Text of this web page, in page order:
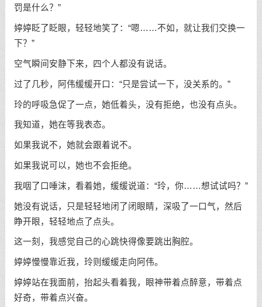
罚是什么？”
婷婷眨了眨眼，轻轻地笑了：“嗯……不如，就让我们交换一
下？”
空气瞬间安静下来，四个人都没有说话。
过了几秒，阿伟缓缓开口：“只是尝试一下，没关系的。”
玲的呼吸急促了一点，她低着头，没有拒绝，也没有点头。
我知道，她在等我表态。
如果我说不，她就会跟着说不。
如果我说可以，她也不会拒绝。
我咽了口唾沫，看着她，缓缓说道：“玲，你……想试试吗？”
她没有说话，只是轻轻地闭了闭眼睛，深吸了一口气，然后
睁开眼，轻轻地点了点头。
这一刻，我感觉自己的心跳快得像要跳出胸腔。
婷婷慢慢靠近我，玲则缓缓走向阿伟。
婷婷站在我面前，抬起头看着我，眼神带着点醉意，带着点
好奇，带着点兴奋。